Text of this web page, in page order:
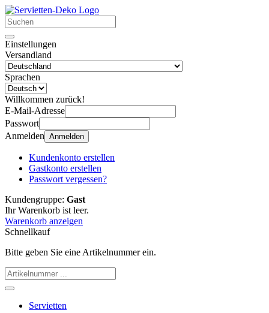
Einstellungen
Versandland
Sprachen
Willkommen zurück!
E-Mail-Adresse
Passwort
Anmelden Anmelden
Kundenkonto erstellen
Gastkonto erstellen
Passwort vergessen?
Kundengruppe: Gast
Ihr Warenkorb ist leer.
Warenkorb anzeigen
Schnellkauf
Bitte geben Sie eine Artikelnummer ein.
Servietten